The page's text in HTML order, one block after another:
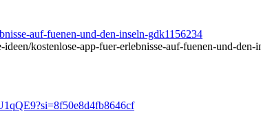
auf-fuenen-und-den-inseln-gdk1156234
kostenlose-app-fuer-erlebnisse-auf-fuenen-und-den-